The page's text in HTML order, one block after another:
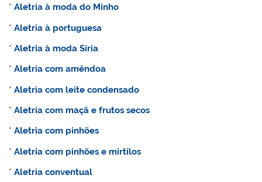
*Aletria à moda do Minho
*Aletria à portuguesa
*Aletria à moda Síria
*Aletria com amêndoa
*Aletria com leite condensado
*Aletria com maçã e frutos secos
*Aletria com pinhões
*Aletria com pinhões e mirtilos
*Aletria conventual